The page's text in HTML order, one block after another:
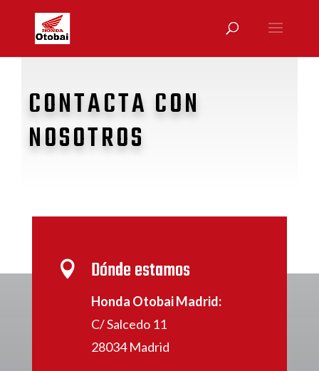
CONTACTA CON
NOSOTROS
 Dónde estamos
Honda Otobai Madrid:
C/ Salcedo 11
28034 Madrid